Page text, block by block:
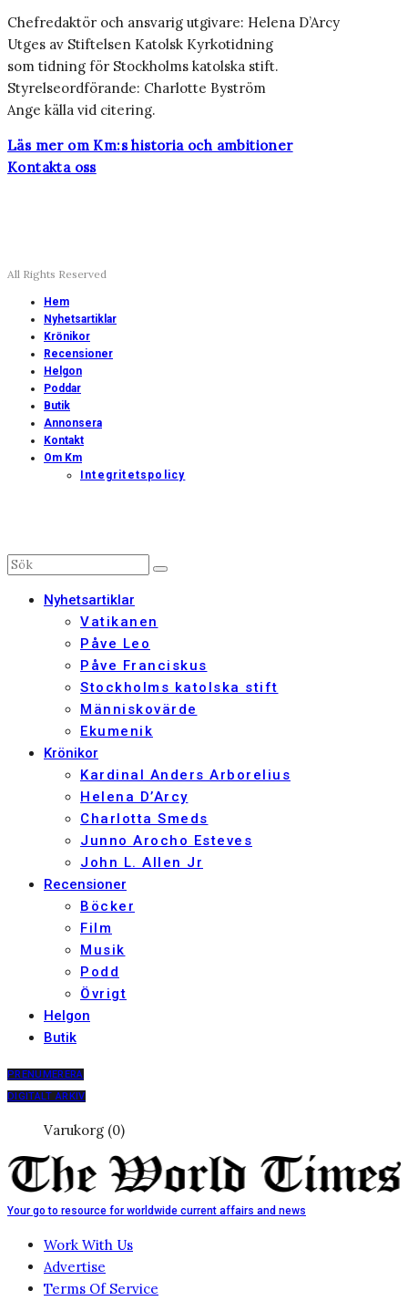
Chefredaktör och ansvarig utgivare: Helena D’Arcy
Utges av Stiftelsen Katolsk Kyrkotidning
som tidning för Stockholms katolska stift.
Styrelseordförande: Charlotte Byström
Ange källa vid citering.
Läs mer om Km:s historia och ambitioner
Kontakta oss
All Rights Reserved
Hem
Nyhetsartiklar
Krönikor
Recensioner
Helgon
Poddar
Butik
Annonsera
Kontakt
Om Km
Integritetspolicy
Nyhetsartiklar
Vatikanen
Påve Leo
Påve Franciskus
Stockholms katolska stift
Människovärde
Ekumenik
Krönikor
Kardinal Anders Arborelius
Helena D’Arcy
Charlotta Smeds
Junno Arocho Esteves
John L. Allen Jr
Recensioner
Böcker
Film
Musik
Podd
Övrigt
Helgon
Butik
PRENUMERERA
DIGITALT ARKIV
Varukorg (0)
Your go to resource for worldwide current affairs and news
Work With Us
Advertise
Terms Of Service